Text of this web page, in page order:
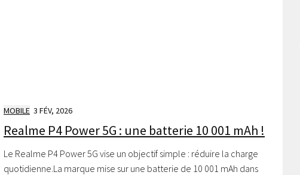
MOBILE 3 FÉV, 2026
Realme P4 Power 5G : une batterie 10 001 mAh !
Le Realme P4 Power 5G vise un objectif simple : réduire la charge
quotidienne.La marque mise sur une batterie de 10 001 mAh dans